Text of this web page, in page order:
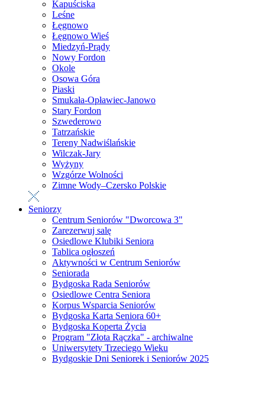
Kapuściska
Leśne
Łęgnowo
Łęgnowo Wieś
Miedzyń-Prądy
Nowy Fordon
Okole
Osowa Góra
Piaski
Smukała-Opławiec-Janowo
Stary Fordon
Szwederowo
Tatrzańskie
Tereny Nadwiślańskie
Wilczak-Jary
Wyżyny
Wzgórze Wolności
Zimne Wody–Czersko Polskie
Seniorzy
Centrum Seniorów "Dworcowa 3"
Zarezerwuj salę
Osiedlowe Klubiki Seniora
Tablica ogłoszeń
Aktywności w Centrum Seniorów
Seniorada
Bydgoska Rada Seniorów
Osiedlowe Centra Seniora
Korpus Wsparcia Seniorów
Bydgoska Karta Seniora 60+
Bydgoska Koperta Życia
Program "Złota Rączka" - archiwalne
Uniwersytety Trzeciego Wieku
Bydgoskie Dni Seniorek i Seniorów 2025